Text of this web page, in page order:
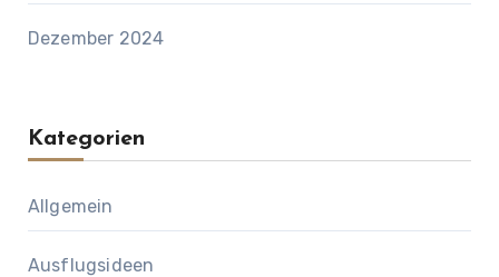
Dezember 2024
Kategorien
Allgemein
Ausflugsideen